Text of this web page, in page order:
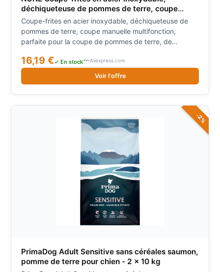
déchiqueteuse de pommes de terre, coupe
manuelle multifonction, parfaite pour la coupe
de pommes de terre, de concombre et de Fruits
Coupe-frites en acier inoxydable, déchiqueteuse de
pommes de terre, coupe manuelle multifonction,
parfaite pour la coupe de pommes de terre, de
16,19 €✓ En stock Aliexpress.com
Voir l'offre
-2%
PrimaDog Adult Sensitive sans céréales saumon,
pomme de terre pour chien - 2 x 10 kg